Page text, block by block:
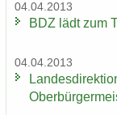
04.04.2013
BDZ lädt zum
04.04.2013